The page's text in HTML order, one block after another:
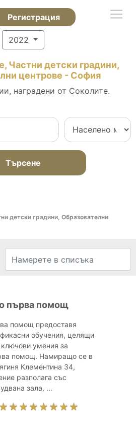
Регистрация
2022
Частни детски градини,
центрове - София
наградени от Соколите.
Търсене
детски градини, Образователни
първа помощ
помощ предоставя
обучения, целящи
умения за
помощ. Намиращо се в
Клементина 34,
разполага със
зала, ...